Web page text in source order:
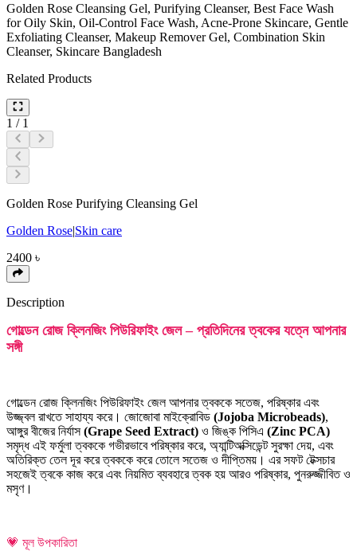
Golden Rose Cleansing Gel, Purifying Cleanser, Best Face Wash
for Oily Skin, Oil-Control Face Wash, Acne-Prone Skincare, Gentle
Exfoliating Cleanser, Makeup Remover Gel, Combination Skin
Cleanser, Skincare Bangladesh
Related Products
1 / 1
Golden Rose Purifying Cleansing Gel
Golden Rose|Skin care
2400 ৳
Description
গোল্ডেন রোজ ক্লিনজিং পিউরিফাইং জেল – প্রতিদিনের ত্বকের যত্নে আপনার
সঙ্গী
গোল্ডেন রোজ ক্লিনজিং পিউরিফাইং জেল আপনার ত্বককে সতেজ, পরিষ্কার এবং
উজ্জ্বল রাখতে সাহায্য করে। জোজোবা মাইক্রোবিড (Jojoba Microbeads),
আঙ্গুর বীজের নির্যাস(Grape Seed Extract) ও জিঙ্ক পিসিএ (Zinc PCA)
সমৃদ্ধ এই ফর্মুলা ত্বককে গভীরভাবে পরিষ্কার করে, অ্যান্টিঅক্সিডেন্ট সুরক্ষা দেয়, এবং
অতিরিক্ত তেল দূর করে ত্বককে করে তোলে সতেজ ও দীপ্তিময়। এর সফট টেক্সচার
সহজেই ত্বকে কাজ করে এবং নিয়মিত ব্যবহারে ত্বক হয় আরও পরিষ্কার, পুনরুজ্জীবিত ও
মসৃণ।
💗 মূল উপকারিতা